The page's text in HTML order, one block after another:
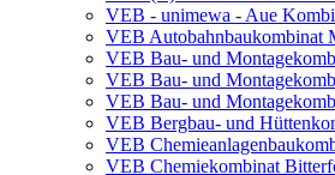
VEB - unimewa - Aue
VEB Autobahnbaukombinat
VEB Bau- und
VEB Bau- und
VEB Bau- und
VEB Bergbau- und
VEB
VEB Chemiekombinat